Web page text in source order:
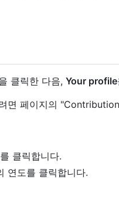
클릭한 다음, Your profile
면 페이지의
를 클릭합니다.
연도를 클릭합니다.